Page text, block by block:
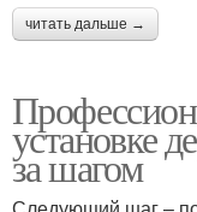
читать дальше →
установке
за шагом